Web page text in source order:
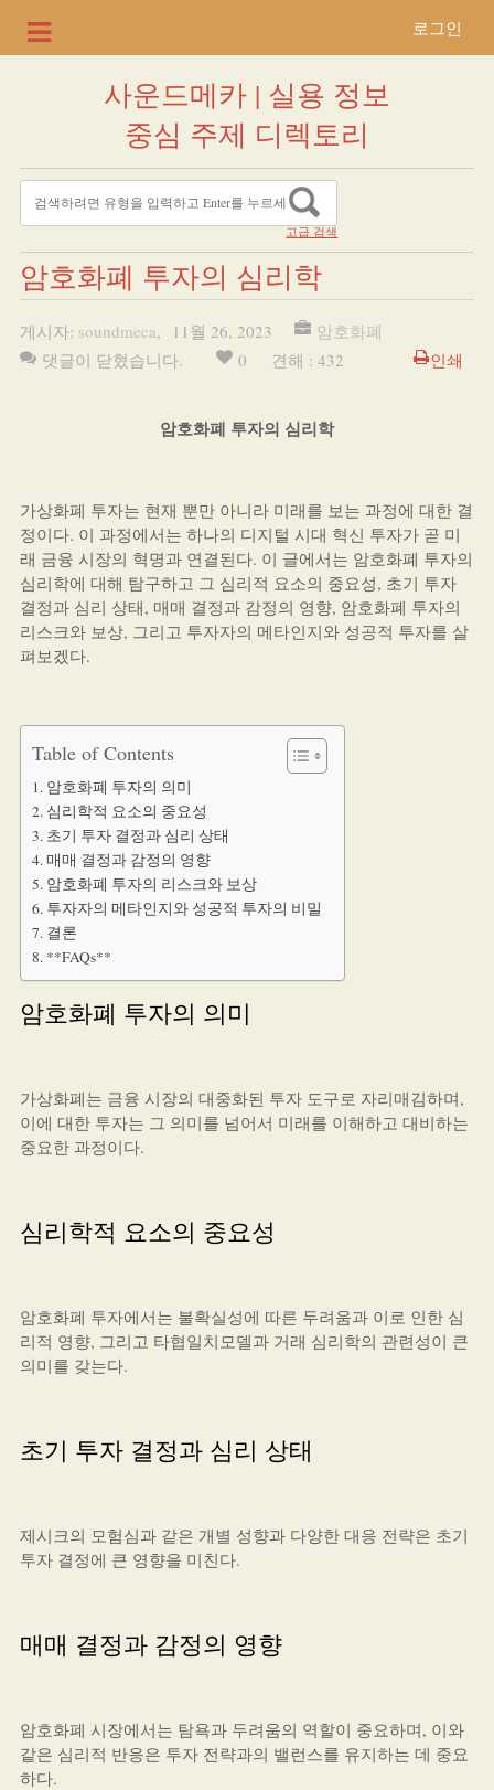
로그인
사운드메카 | 실용 정보
중심 주제 디렉토리
고급 검색
암호화폐 투자의 심리학
게시자: soundmeca, 11월 26, 2023
암호화폐
댓글이 닫혔습니다.
0 견해 : 432 인쇄
암호화폐 투자의 심리학
가상화폐 투자는 현재 뿐만 아니라 미래를 보는 과정에 대한 결
정이다. 이 과정에서는 하나의 디지털 시대 혁신 투자가 곧 미
래 금융 시장의 혁명과 연결된다. 이 글에서는 암호화폐 투자의
심리학에 대해 탐구하고 그 심리적 요소의 중요성, 초기 투자
결정과 심리 상태, 매매 결정과 감정의 영향, 암호화폐 투자의
리스크와 보상, 그리고 투자자의 메타인지와 성공적 투자를 살
펴보겠다.
Table of Contents
암호화폐 투자의 의미
심리학적 요소의 중요성
초기 투자 결정과 심리 상태
매매 결정과 감정의 영향
암호화폐 투자의 리스크와 보상
투자자의 메타인지와 성공적 투자의 비밀
결론
**FAQs**
암호화폐 투자의 의미
가상화폐는 금융 시장의 대중화된 투자 도구로 자리매김하며,
이에 대한 투자는 그 의미를 넘어서 미래를 이해하고 대비하는
중요한 과정이다.
심리학적 요소의 중요성
암호화폐 투자에서는 불확실성에 따른 두려움과 이로 인한 심
리적 영향, 그리고 타협일치모델과 거래 심리학의 관련성이 큰
의미를 갖는다.
초기 투자 결정과 심리 상태
제시크의 모험심과 같은 개별 성향과 다양한 대응 전략은 초기
투자 결정에 큰 영향을 미친다.
매매 결정과 감정의 영향
암호화폐 시장에서는 탐욕과 두려움의 역할이 중요하며, 이와
같은 심리적 반응은 투자 전략과의 밸런스를 유지하는 데 중요
하다.